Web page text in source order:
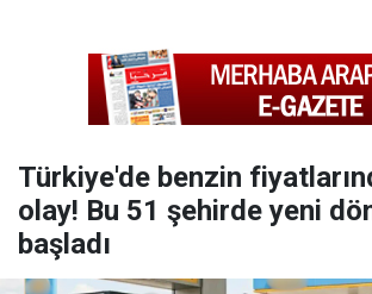
Türkiye'de benzin
olay! Bu 51 şehirde yeni
başladı